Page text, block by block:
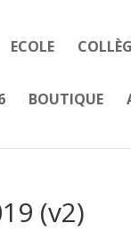
ECOLE
BOUTIQUE
(v2)